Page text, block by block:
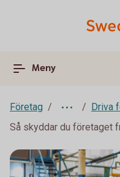
Meny
Företag
Driva
Så skyddar du företaget